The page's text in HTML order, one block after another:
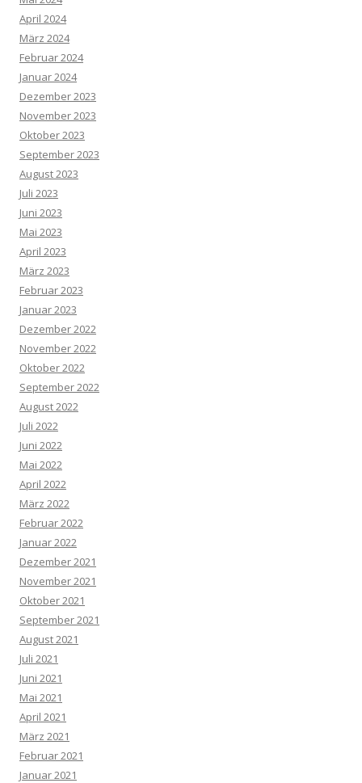
April 2024
März 2024
Februar 2024
Januar 2024
Dezember 2023
November 2023
Oktober 2023
September 2023
August 2023
Juli 2023
Juni 2023
Mai 2023
April 2023
März 2023
Februar 2023
Januar 2023
Dezember 2022
November 2022
Oktober 2022
September 2022
August 2022
Juli 2022
Juni 2022
Mai 2022
April 2022
März 2022
Februar 2022
Januar 2022
Dezember 2021
November 2021
Oktober 2021
September 2021
August 2021
Juli 2021
Juni 2021
Mai 2021
April 2021
März 2021
Februar 2021
Januar 2021